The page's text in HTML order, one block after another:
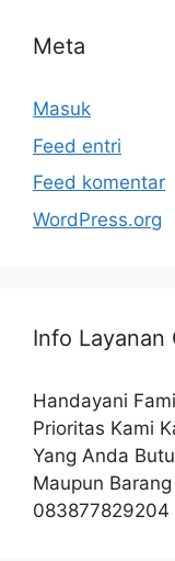
Meta
Masuk
Feed entri
Feed komentar
WordPress.org
Info Layanan
Handayani
Prioritas Kami
Yang Anda
Maupun